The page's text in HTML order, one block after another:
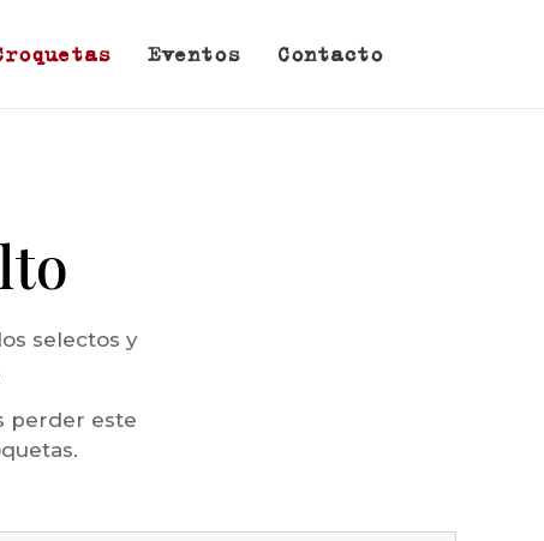
Eventos Contacto
selectos y
perder este